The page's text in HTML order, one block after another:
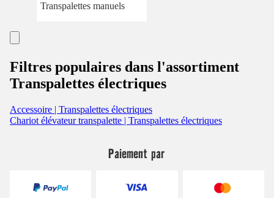
Transpalettes manuels
Filtres populaires dans l'assortiment
Transpalettes électriques
Accessoire | Transpalettes électriques
Chariot élévateur transpalette | Transpalettes électriques
Paiement par